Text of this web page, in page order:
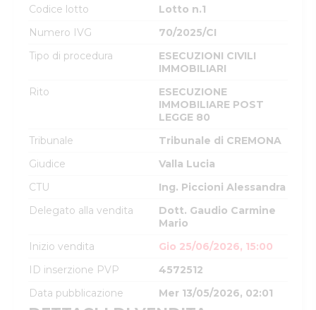
Codice lotto
Lotto n.1
Numero IVG
70/2025/CI
Tipo di procedura
ESECUZIONI CIVILI
IMMOBILIARI
Rito
ESECUZIONE
IMMOBILIARE POST
LEGGE 80
Tribunale
Tribunale di CREMONA
Giudice
Valla Lucia
CTU
Ing. Piccioni Alessandra
Delegato alla vendita
Dott. Gaudio Carmine
Mario
Inizio vendita
Gio 25/06/2026, 15:00
ID inserzione PVP
4572512
Data pubblicazione
Mer 13/05/2026, 02:01